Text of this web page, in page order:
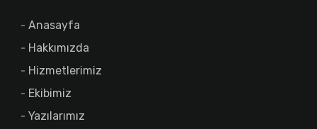
Anasayfa
Hakkımızda
Hizmetlerimiz
Ekibimiz
Yazılarımız